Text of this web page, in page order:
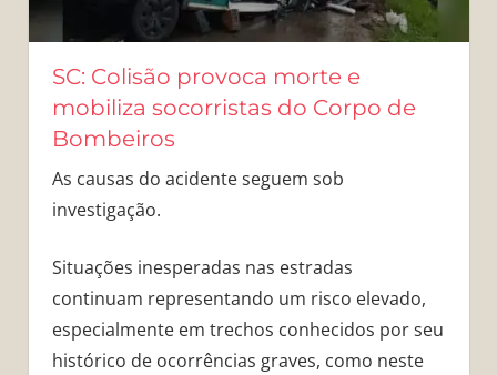
SC: Colisão provoca morte e
mobiliza socorristas do Corpo de
Bombeiros
As causas do acidente seguem sob
investigação.
Situações inesperadas nas estradas
continuam representando um risco elevado,
especialmente em trechos conhecidos por seu
histórico de ocorrências graves, como neste